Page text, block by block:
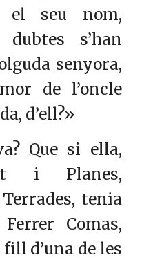
el seu nom,
s’han
senyora,
de l’oncle
d’ell?»
Que si ella,
i Planes,
tenia
Comas,
d’una de les